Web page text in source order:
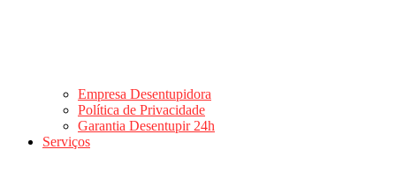
Empresa Desentupidora
Política de Privacidade
Garantia Desentupir 24h
Serviços